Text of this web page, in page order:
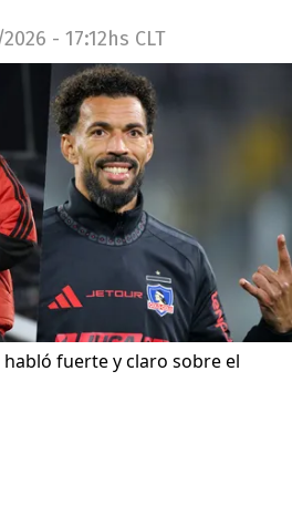
- 17:12hs CLT
habló fuerte y claro sobre el